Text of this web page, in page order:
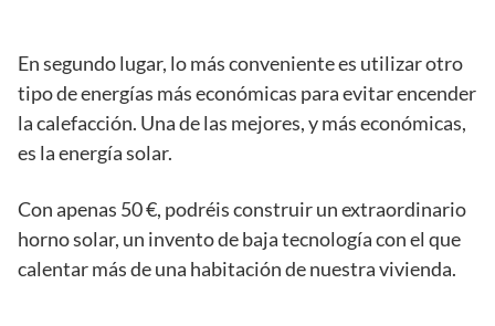
En segundo lugar, lo más conveniente es utilizar otro
tipo de energías más económicas para evitar encender
la calefacción. Una de las mejores, y más económicas,
es la energía solar.
Con apenas 50 €, podréis construir un extraordinario
horno solar, un invento de baja tecnología con el que
calentar más de una habitación de nuestra vivienda.